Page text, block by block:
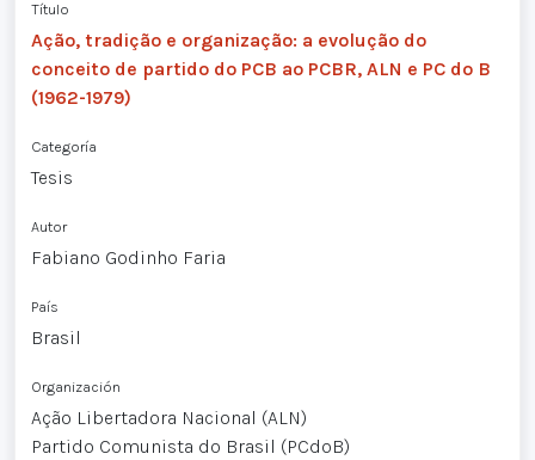
Título
Ação, tradição e organização: a evolução do
conceito de partido do PCB ao PCBR, ALN e PC do B
(1962-1979)
Categoría
Tesis
Autor
Fabiano Godinho Faria
País
Brasil
Organización
Ação Libertadora Nacional (ALN)
Partido Comunista do Brasil (PCdoB)